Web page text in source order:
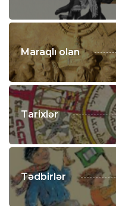
Maraqlı olan
Tarixlər
Tədbirlər